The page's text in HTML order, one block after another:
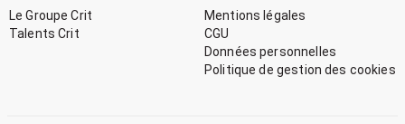
Le Groupe Crit
Talents Crit
Mentions légales
CGU
Données personnelles
Politique de gestion des cookies